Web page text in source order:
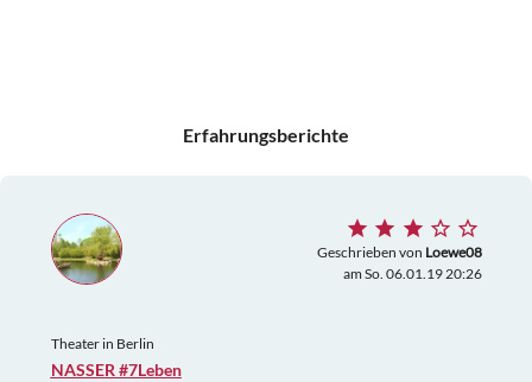
Erfahrungsberichte
Geschrieben von Loewe08
am So. 06.01.19 20:26
Theater in Berlin
NASSER #7Leben